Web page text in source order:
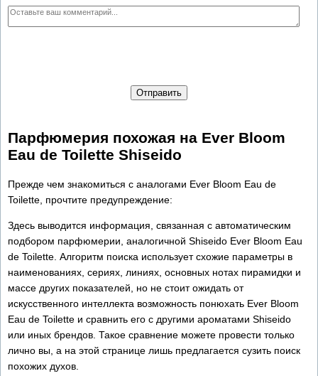
Отправить
Парфюмерия похожая на Ever Bloom
Eau de Toilette Shiseido
Прежде чем знакомиться с аналогами Ever Bloom Eau de
Toilette, прочтите предупреждение:
Здесь выводится информация, связанная с автоматическим
подбором парфюмерии, аналогичной Shiseido Ever Bloom Eau
de Toilette. Алгоритм поиска использует схожие параметры в
наименованиях, сериях, линиях, основных нотах пирамидки и
массе других показателей, но не стоит ожидать от
искусственного интеллекта возможность понюхать Ever Bloom
Eau de Toilette и сравнить его с другими ароматами Shiseido
или иных брендов. Такое сравнение можете провести только
лично вы, а на этой странице лишь предлагается сузить поиск
похожих духов.